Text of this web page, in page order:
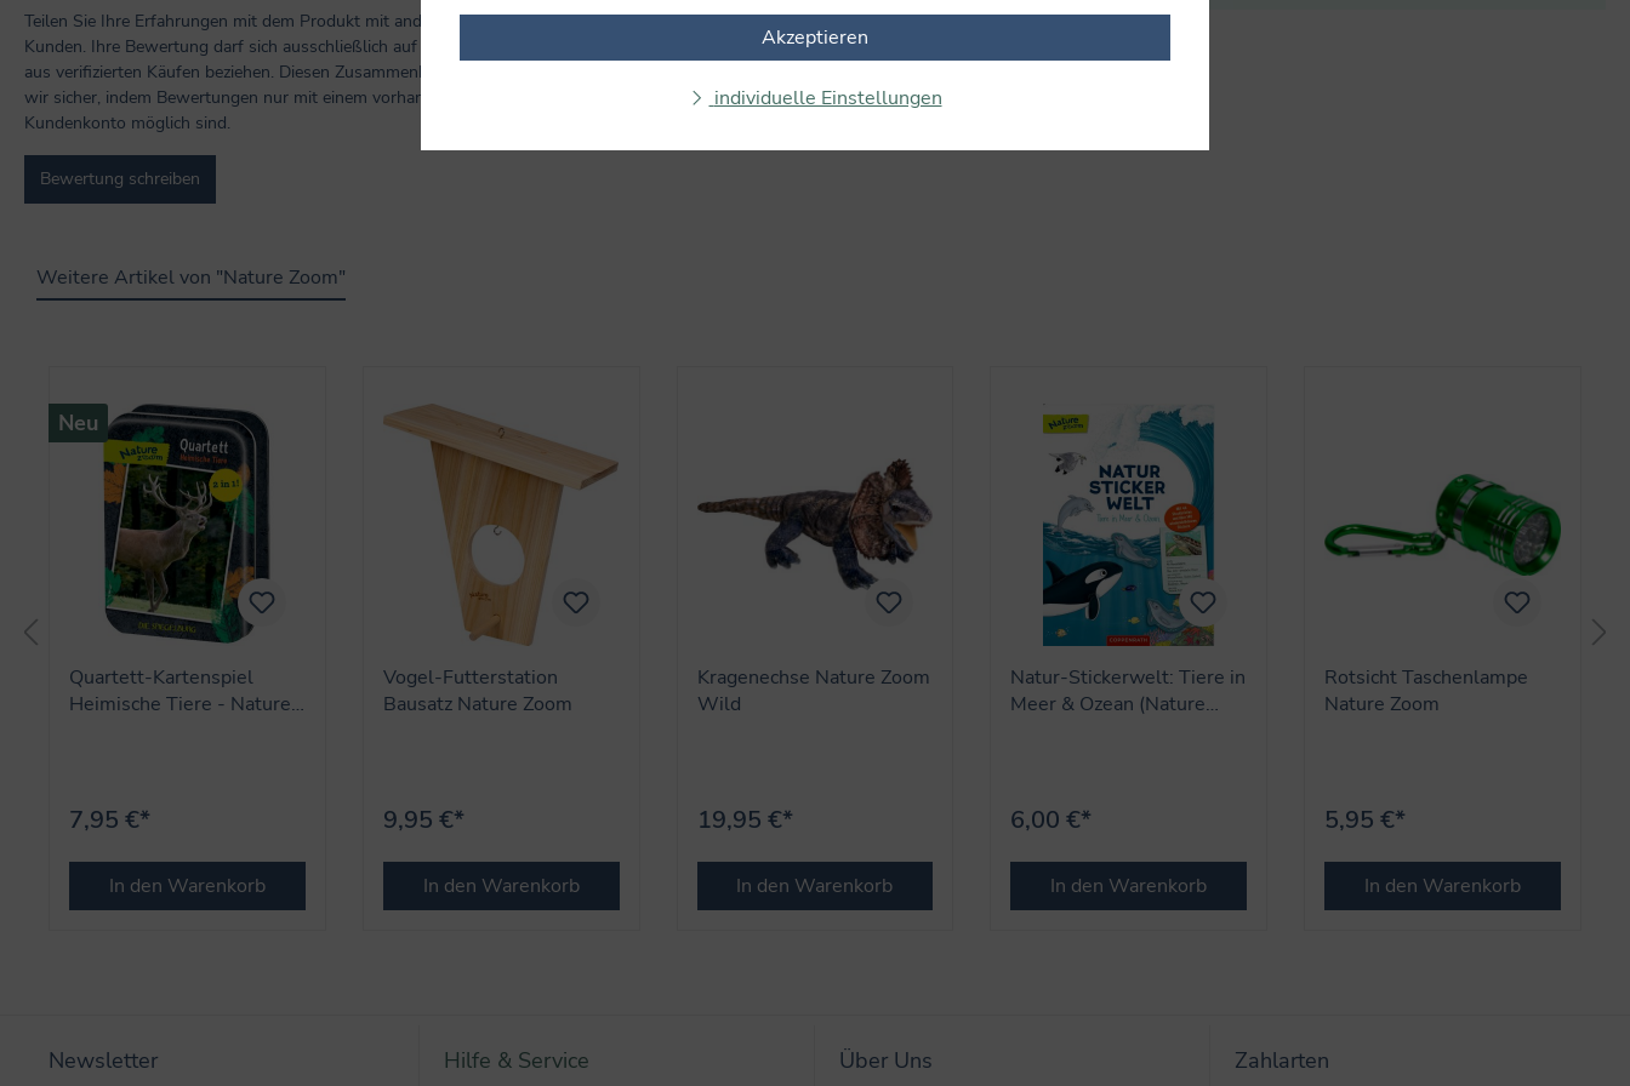
Teilen Sie Ihre Erfahrungen mit dem Produkt mit anderen
Kunden. Ihre Bewertung darf sich ausschließlich auf Produkte
aus verifizierten Käufen beziehen. Diesen Zusammenhang stellen
wir sicher, indem Bewertungen nur mit einem vorhandenen
Kundenkonto möglich sind.
Bewertung schreiben
Weitere Artikel von "Nature Zoom"
Neu
Quartett-Kartenspiel
Heimische Tiere - Nature
7,95 €*
In den Warenkorb
Vogel-Futterstation
Bausatz Nature Zoom
9,95 €*
In den Warenkorb
Kragenechse Nature Zoom
Wild
19,95 €*
In den Warenkorb
Natur-Stickerwelt: Tiere in
Meer & Ozean (Nature
6,00 €*
In den Warenkorb
Rotsicht Taschenlampe
Nature Zoom
5,95 €*
In den Warenkorb
Newsletter Hilfe & Service Über Uns Zahlarten
Akzeptieren
individuelle Einstellungen